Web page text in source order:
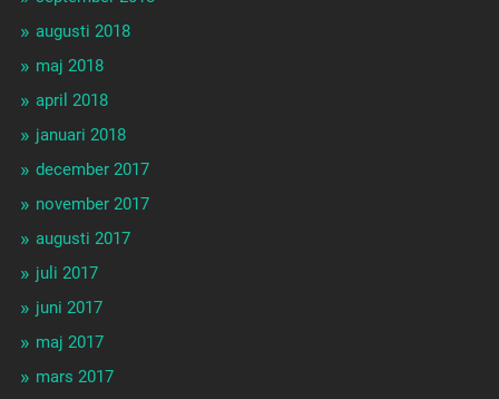
augusti 2018
maj 2018
april 2018
januari 2018
december 2017
november 2017
augusti 2017
juli 2017
juni 2017
maj 2017
mars 2017